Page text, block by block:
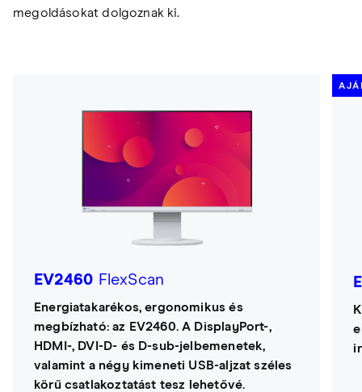
megoldásokat dolgoznak ki.
EV2460 FlexScan
Energiatakarékos, ergonomikus és
megbízható: az EV2460. A DisplayPort-,
HDMI-, DVI-D- és D-sub-jelbemenetek,
valamint a négy kimeneti USB-aljzat széles
körű csatlakoztatást tesz lehetővé.